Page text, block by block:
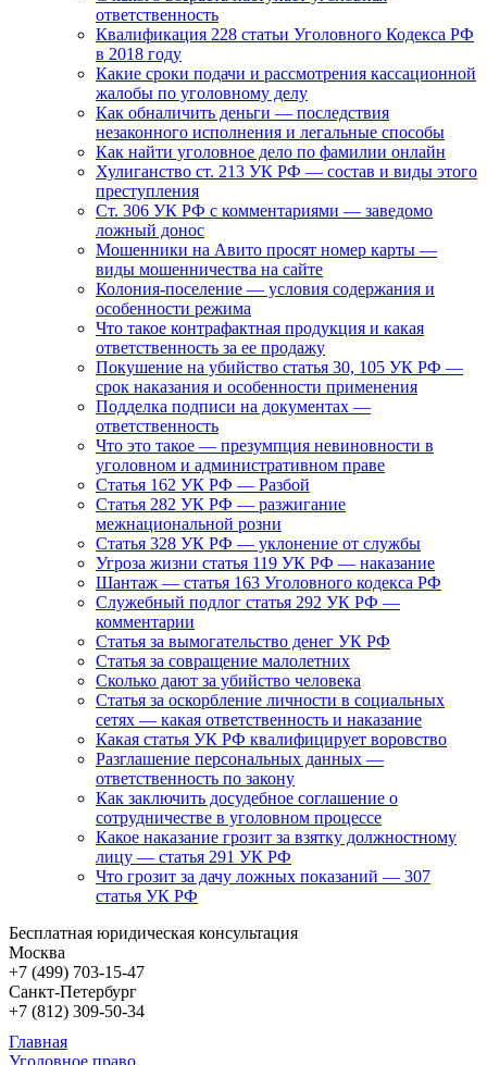
ответственность
Квалификация 228 статьи Уголовного Кодекса РФ
в 2018 году
Какие сроки подачи и рассмотрения кассационной
жалобы по уголовному делу
Как обналичить деньги — последствия
незаконного исполнения и легальные способы
Как найти уголовное дело по фамилии онлайн
Хулиганство ст. 213 УК РФ — состав и виды этого
преступления
Ст. 306 УК РФ с комментариями — заведомо
ложный донос
Мошенники на Авито просят номер карты —
виды мошенничества на сайте
Колония-поселение — условия содержания и
особенности режима
Что такое контрафактная продукция и какая
ответственность за ее продажу
Покушение на убийство статья 30, 105 УК РФ —
срок наказания и особенности применения
Подделка подписи на документах —
ответственность
Что это такое — презумпция невиновности в
уголовном и административном праве
Статья 162 УК РФ — Разбой
Статья 282 УК РФ — разжигание
межнациональной розни
Статья 328 УК РФ — уклонение от службы
Угроза жизни статья 119 УК РФ — наказание
Шантаж — статья 163 Уголовного кодекса РФ
Служебный подлог статья 292 УК РФ —
комментарии
Статья за вымогательство денег УК РФ
Статья за совращение малолетних
Сколько дают за убийство человека
Статья за оскорбление личности в социальных
сетях — какая ответственность и наказание
Какая статья УК РФ квалифицирует воровство
Разглашение персональных данных —
ответственность по закону
Как заключить досудебное соглашение о
сотрудничестве в уголовном процессе
Какое наказание грозит за взятку должностному
лицу — статья 291 УК РФ
Что грозит за дачу ложных показаний — 307
статья УК РФ
Бесплатная юридическая консультация
Москва
+7 (499) 703-15-47
Санкт-Петербург
+7 (812) 309-50-34
Главная
Уголовное право